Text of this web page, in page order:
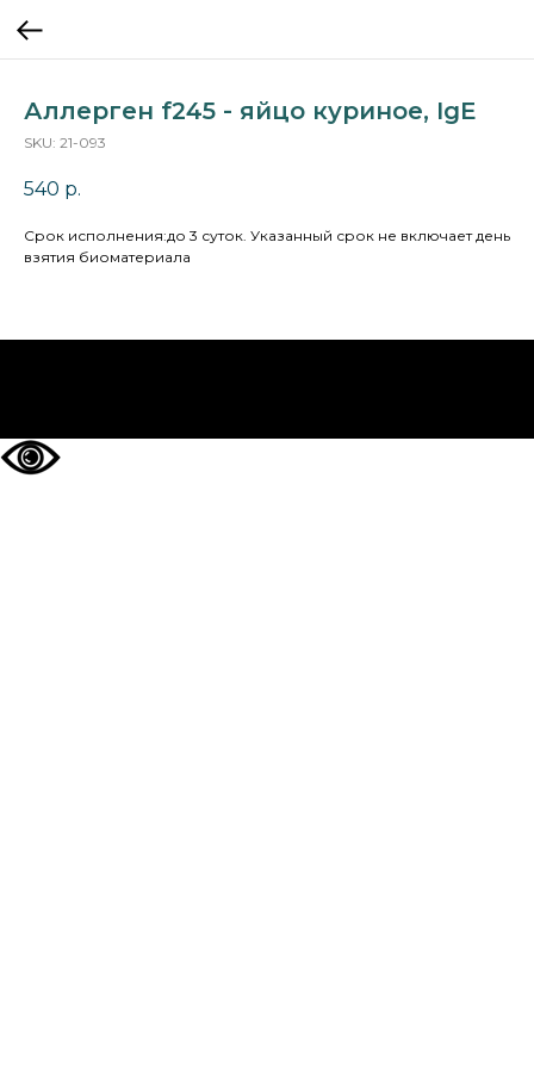
Аллерген f245 - яйцо куриное, IgE
SKU: 21-093
540 р.
Cрок исполнения:до 3 суток. Указанный срок не включает день
взятия биоматериала